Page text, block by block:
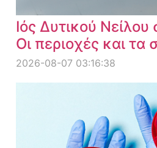
Ιός Δυτικού Νείλου
Οι περιοχές και
2026-08-07 03:16:38